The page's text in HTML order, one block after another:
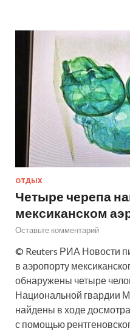
ОТДЫХ
Четыре черепа
мексиканском
Оставьте комментарий
© Reuters РИА Новости
в аэропорту
обнаружены четыре
Национальной гвардии
найдены в ходе
с помощью